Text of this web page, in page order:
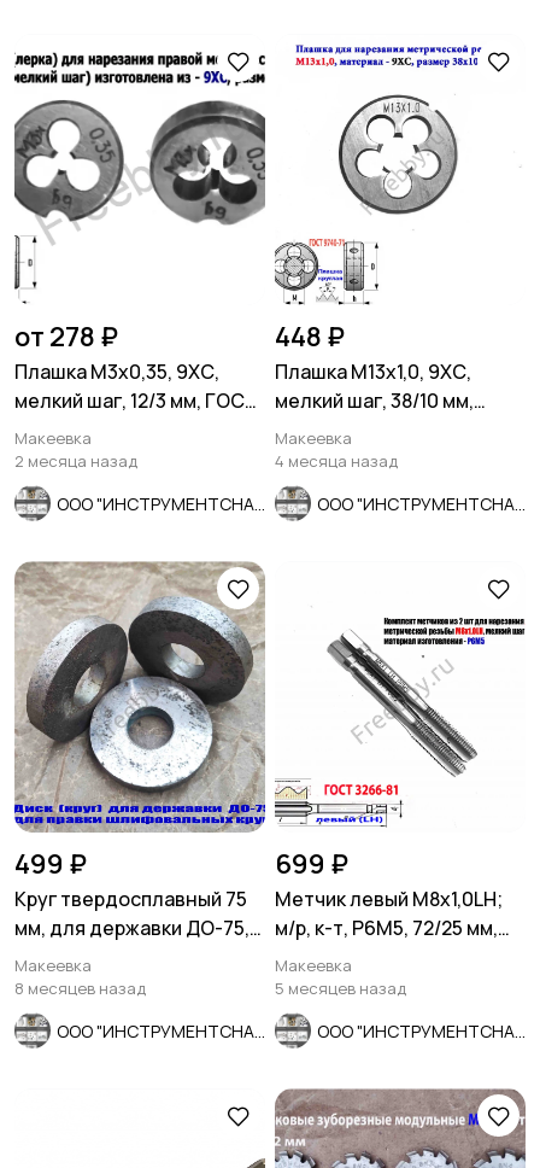
от 278 ₽
Плашка М3х0,35, 9ХС,
мелкий шаг, 12/3 мм, ГОСТ
7740-71, сделано в СССР
Макеевка
2 месяца назад
448 ₽
Плашка М13х1,0, 9ХС,
мелкий шаг, 38/10 мм,
ГОСТ 7740-71.
Макеевка
4 месяца назад
499 ₽
Круг твердосплавный 75
мм, для державки ДО-75,
для правки шлиф кругов.
Макеевка
8 месяцев назад
699 ₽
Метчик левый М8х1,0LH;
м/р, к-т, Р6М5, 72/25 мм,
мелкий шаг.
Макеевка
5 месяцев назад